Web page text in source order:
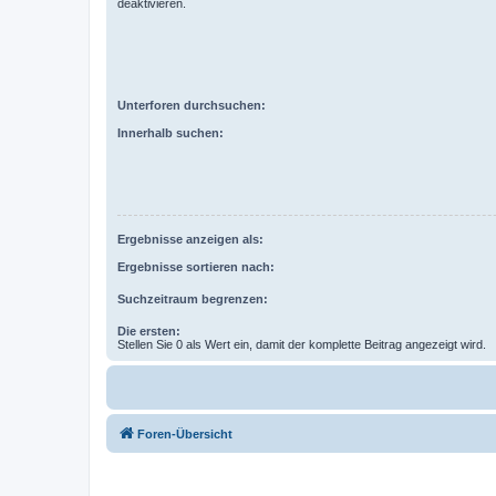
deaktivieren.
Unterforen durchsuchen:
Innerhalb suchen:
Ergebnisse anzeigen als:
Ergebnisse sortieren nach:
Suchzeitraum begrenzen:
Die ersten:
Stellen Sie 0 als Wert ein, damit der komplette Beitrag angezeigt wird.
Foren-Übersicht